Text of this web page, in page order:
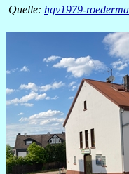
Quelle: hgv1979-